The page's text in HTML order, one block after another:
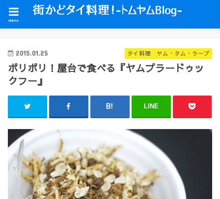
menu
タイ料理 ヤム・タム・ラープ
2015.01.25
ポリポリ！屋台で食べる『ヤムプラードゥッ
クフー』
LINE